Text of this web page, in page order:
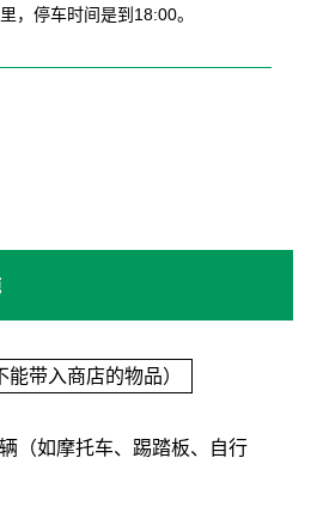
，停车时间是到18:00。
带入商店的物品）
（如摩托车、踢踏板、自行